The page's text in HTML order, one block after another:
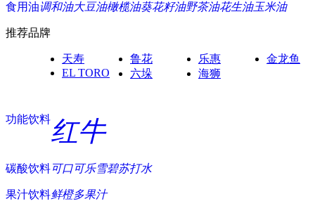
食用油调和油大豆油橄榄油葵花籽油野茶油花生油玉米油
推荐品牌
天寿 鲁花 乐惠
金龙鱼
EL TORO
六垛 海狮
功能饮料红牛
碳酸饮料可口可乐雪碧苏打水
果汁饮料鲜橙多果汁